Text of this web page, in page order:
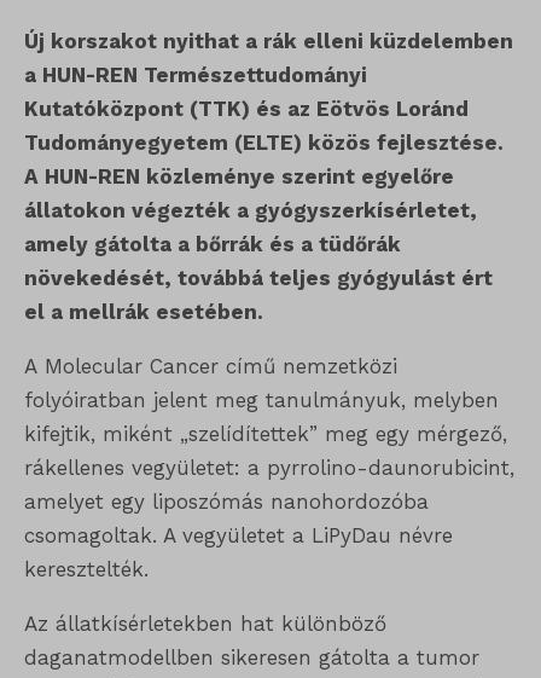
Új korszakot nyithat a rák elleni küzdelemben
a HUN-REN Természettudományi
Kutatóközpont (TTK) és az Eötvös Loránd
Tudományegyetem (ELTE) közös fejlesztése.
A HUN-REN közleménye szerint egyelőre
állatokon végezték a gyógyszerkísérletet,
amely gátolta a bőrrák és a tüdőrák
növekedését, továbbá teljes gyógyulást ért
el a mellrák esetében.
A Molecular Cancer című nemzetközi
folyóiratban jelent meg tanulmányuk, melyben
kifejtik, miként „szelídítettek” meg egy mérgező,
rákellenes vegyületet: a pyrrolino-daunorubicint,
amelyet egy liposzómás nanohordozóba
csomagoltak. A vegyületet a LiPyDau névre
keresztelték.
Az állatkísérletekben hat különböző
daganatmodellben sikeresen gátolta a tumor